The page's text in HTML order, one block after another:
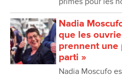
Nadia
que les
prennent une
parti »
Nadia Moscufo